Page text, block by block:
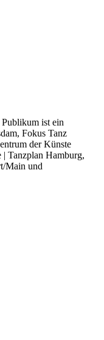
ist ein
Fokus Tanz
der Künste
Tanzplan Hamburg,
Main und